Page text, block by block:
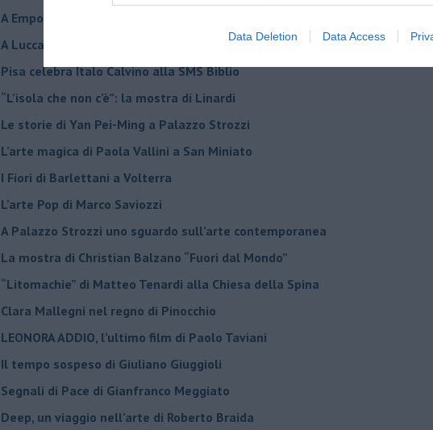
Data Deletion Data Access
​A Empoli l’annunciazione di Andrea Meini
A Lucca l’opera di Panichi, una vibrante emozione
Pisa celebra Italo Calvino alla SMS Biblio
“L’isola che non c’è”: la mostra di Linardi
​Le storie di Yan Pei-Ming a Palazzo Strozzi
​L’arte magica di Paola Vallini a San Miniato
​I Fiori di Barlettani a Volterra
​L’arte Pop di Marco Saviozzi
​A Palazzo Strozzi uno sguardo sull’arte contemporanea
La mostra di Christian Balzano “Fuori dal Mondo”
​“Litomachie” di Matteo Tenardi alla Chiesa della Spina
​Clara Mallegni nel regno di Pinocchio
​LEONORA ADDIO, l’ultimo film di Paolo Taviani
Il tempo sospeso di Giuliano Giuggioli
Segnali di Pace di Gianfranco Meggiato
​Deep, un viaggio nell’arte di Roberto Braida